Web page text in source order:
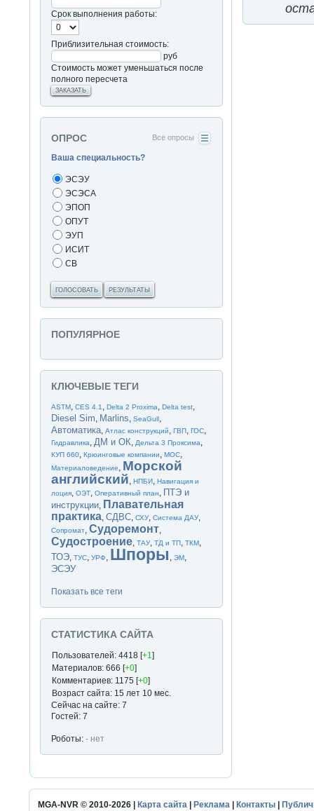
Срок выполнения работы:
Приблизительная стоимость:
руб
Стоимость может уменьшаться после
полного пересчета
ЗАКАЗАТЬ
ОПРОС Все опросы
Ваша специальность?
ЭСЭУ
ЭСЭСА
ЭПОП
ОПУТ
ЭУП
ИСИТ
СВ
ГОЛОСОВАТЬ РЕЗУЛЬТАТЫ
ПОПУЛЯРНОЕ
КЛЮЧЕВЫЕ ТЕГИ
ASTM,CES 4.1,Delta 2 Proxima,Delta test,
Diesel Sim, Marlins,SeaGull,
Автоматика,Атлас конструкций,ГВП,ГОС,
Гидравлика,ДМ и ОК,Дельта 3 Проксима,
КУП 660,Крюинговые компании,МОС,
Материаловедение, Морской
английский,НПБИ,Навигация и
лоция,ОЭТ,Оперативный план, ПТЭ и
инструкции, Плавательная
практика,СДВС,СХУ,Система ДАУ,
Сопромат,Судоремонт,
Судостроение,ТАУ,ТД и ТП,ТКМ,
ТОЭ,ТУС,УРФ, Шпоры ,ЭМ,
ЭСЭУ
Показать все теги
СТАТИСТИКА САЙТА
Пользователей: 4418 [+1]
Материалов: 666 [+0]
Комментариев: 1175 [+0]
Возраст сайта: 15 лет 10 мес.
Сейчас на сайте: 7
Гостей: 7
Роботы:- нет
MGA-NVR © 2010-2026 | Карта сайта Реклама Контакты